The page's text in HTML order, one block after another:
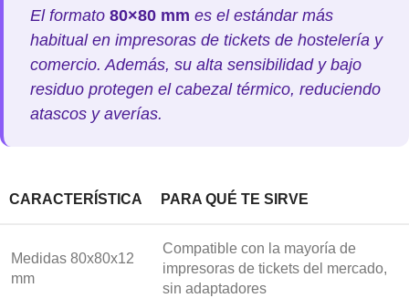
El formato 80×80 mm es el estándar más
habitual en impresoras de tickets de hostelería y
comercio. Además, su alta sensibilidad y bajo
residuo protegen el cabezal térmico, reduciendo
atascos y averías.
CARACTERÍSTICA PARA QUÉ TE SIRVE
Medidas 80x80x12
mm
Compatible con la mayoría de
impresoras de tickets del mercado,
sin adaptadores